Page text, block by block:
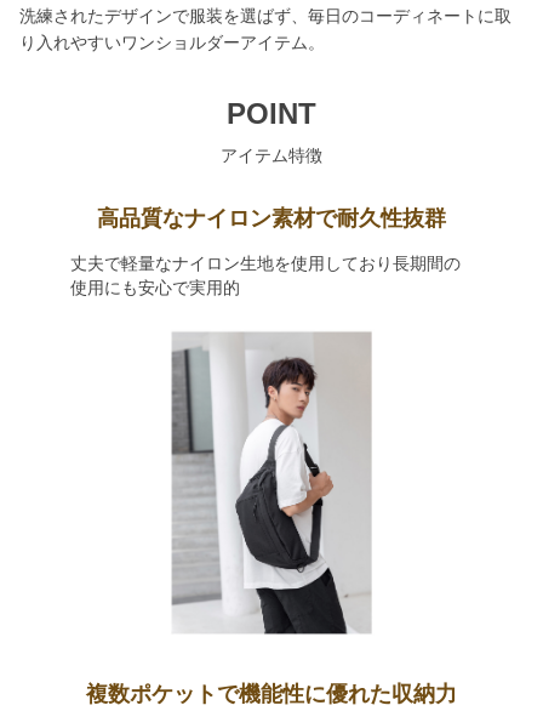
洗練されたデザインで服装を選ばず、毎日のコーディネートに取
り入れやすいワンショルダーアイテム。
POINT
アイテム特徴
高品質なナイロン素材で耐久性抜群
丈夫で軽量なナイロン生地を使用しており長期間の
使用にも安心で実用的
複数ポケットで機能性に優れた収納力